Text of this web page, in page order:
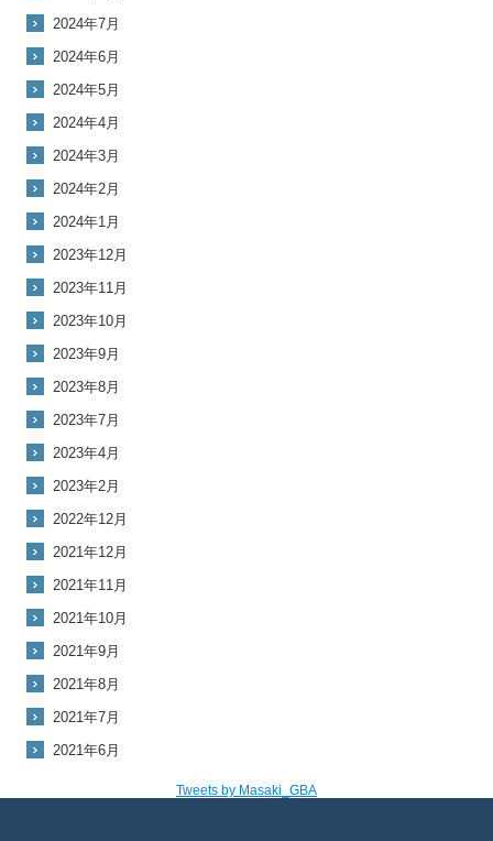
2024年7月
2024年6月
2024年5月
2024年4月
2024年3月
2024年2月
2024年1月
2023年12月
2023年11月
2023年10月
2023年9月
2023年8月
2023年7月
2023年4月
2023年2月
2022年12月
2021年12月
2021年11月
2021年10月
2021年9月
2021年8月
2021年7月
2021年6月
Tweets by Masaki_GBA